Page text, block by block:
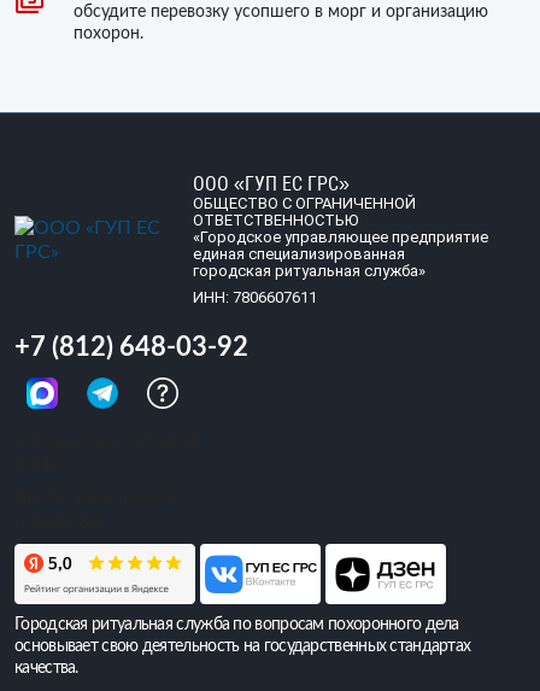
обсудите перевозку усопшего в морг и организацию
похорон.
ООО «ГУП ЕС ГРС»
ОБЩЕСТВО С ОГРАНИЧЕННОЙ
ОТВЕТСТВЕННОСТЬЮ
«Городское управляющее предприятие
единая специализированная
городская ритуальная служба»
ИНН: 7806607611
+7 (812) 648-03-92
Городская ритуальная служба по вопросам похоронного дела
основывает свою деятельность на государственных стандартах
качества.